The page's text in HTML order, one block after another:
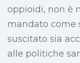
oppioidi, non è
mandato come
suscitato sia
alle politiche